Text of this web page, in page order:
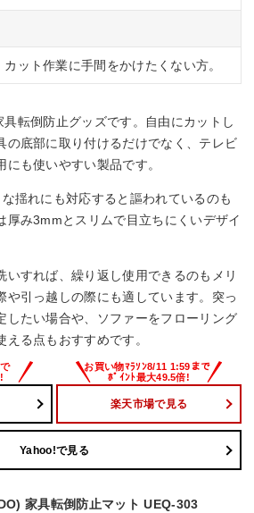
カット作業に手間をかけたくない方。
転倒防止グッズです。自由にカットし
の底部に取り付けるだけでなく、テレビ
も使いやすい製品です。
揺れにも対応すると謳われているのも
厚み3mmとスリムで目立ちにくいデザイ
いすれば、繰り返し使用できるのもメリ
や引っ越しの際にも適しています。突っ
したい場合や、ソファーをフローリング
る点もおすすめです。
楽天市場で見る
Yahoo!で見る
家具転倒防止マット UEQ-303